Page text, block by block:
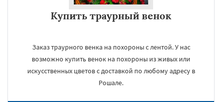
Купить траурный венок
Заказ траурного венка на похороны с лентой. У нас
возможно купить венок на похороны из живых или
искусственных цветов с доставкой по любому адресу в
Рошале.